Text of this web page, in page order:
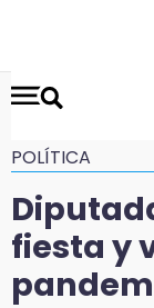
POLÍTICA
fiesta y